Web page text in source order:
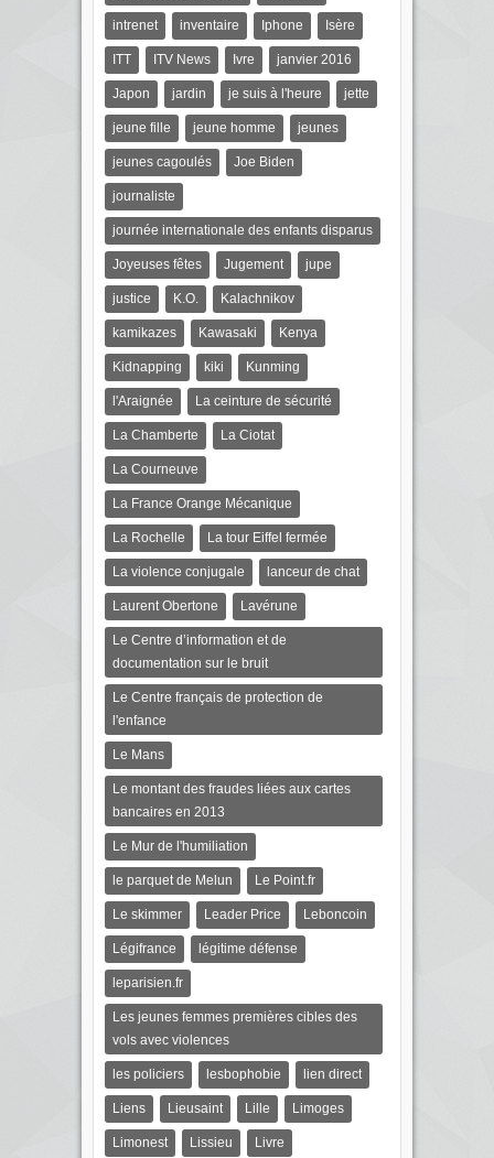
intrenet inventaire Iphone Isère
ITT ITV News Ivre janvier 2016
Japon jardin je suis à l'heure jette
jeune fille jeune homme jeunes
jeunes cagoulés Joe Biden
journaliste
journée internationale des enfants disparus
Joyeuses fêtes Jugement jupe
justice K.O. Kalachnikov
kamikazes Kawasaki Kenya
Kidnapping kiki Kunming
l'Araignée La ceinture de sécurité
La Chamberte La Ciotat
La Courneuve
La France Orange Mécanique
La Rochelle La tour Eiffel fermée
La violence conjugale lanceur de chat
Laurent Obertone Lavérune
Le Centre d’information et de
documentation sur le bruit
Le Centre français de protection de
l'enfance
Le Mans
Le montant des fraudes liées aux cartes
bancaires en 2013
Le Mur de l'humiliation
le parquet de Melun Le Point.fr
Le skimmer Leader Price Leboncoin
Légifrance légitime défense
leparisien.fr
Les jeunes femmes premières cibles des
vols avec violences
les policiers lesbophobie lien direct
Liens Lieusaint Lille Limoges
Limonest Lissieu Livre